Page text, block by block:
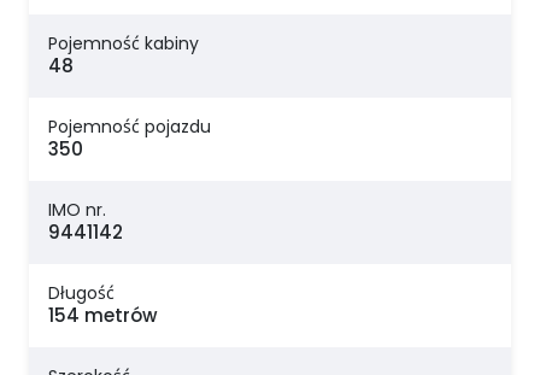
Pojemność kabiny
48
Pojemność pojazdu
350
IMO nr.
9441142
Długość
154 metrów